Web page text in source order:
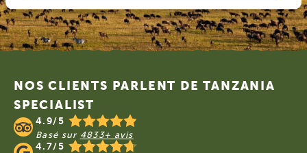
Footer
NOS CLIENTS PARLENT DE TANZANIA
SPECIALIST
4.9/5
Basé sur 4833+ avis
4.7/5